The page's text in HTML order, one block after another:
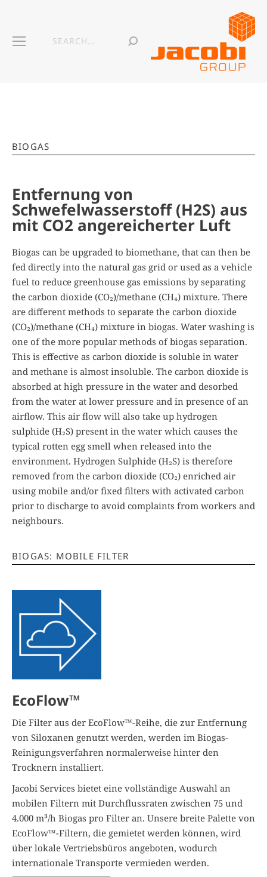
BIOGAS
Entfernung von
Schwefelwasserstoff (H2S) aus
mit CO2 angereicherter Luft
Biogas can be upgraded to biomethane, that can then be
fed directly into the natural gas grid or used as a vehicle
fuel to reduce greenhouse gas emissions by separating
the carbon dioxide (CO₂)/methane (CH₄) mixture. There
are different methods to separate the carbon dioxide
(CO₂)/methane (CH₄) mixture in biogas. Water washing is
one of the more popular methods of biogas separation.
This is effective as carbon dioxide is soluble in water
and methane is almost insoluble. The carbon dioxide is
absorbed at high pressure in the water and desorbed
from the water at lower pressure and in presence of an
airflow. This air flow will also take up hydrogen
sulphide (H₂S) present in the water which causes the
typical rotten egg smell when released into the
environment. Hydrogen Sulphide (H₂S) is therefore
removed from the carbon dioxide (CO₂) enriched air
using mobile and/or fixed filters with activated carbon
prior to discharge to avoid complaints from workers and
neighbours.
BIOGAS: MOBILE FILTER
EcoFlow™
Die Filter aus der EcoFlow™-Reihe, die zur Entfernung
von Siloxanen genutzt werden, werden im Biogas-
Reinigungsverfahren normalerweise hinter den
Trocknern installiert.
Jacobi Services bietet eine vollständige Auswahl an
mobilen Filtern mit Durchflussraten zwischen 75 und
4.000 m³/h Biogas pro Filter an. Unsere breite Palette von
EcoFlow™-Filtern, die gemietet werden können, wird
über lokale Vertriebsbüros angeboten, wodurch
internationale Transporte vermieden werden.